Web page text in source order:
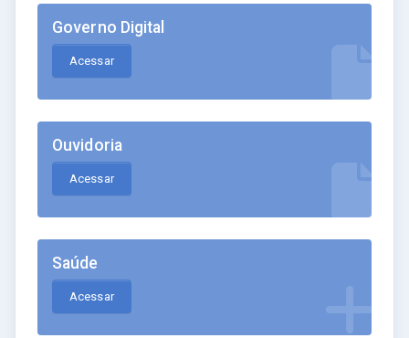
Governo Digital
Acessar
Ouvidoria
Acessar
Saúde
Acessar